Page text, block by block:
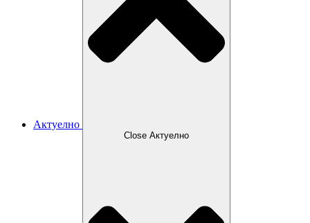
Актуелно
Close Актуелно